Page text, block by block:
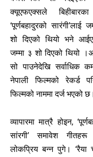
क्यूएफएक्सले
‘पूर्णबहादुरको सारंगी’लाई
शो दिएको थियो भने
जम्मा ३ शो दिएको थियो
सो पाउनेदेखि सर्वाधिक
नेपाली फिल्मको रेकर्ड
फिल्मको नाममा दर्ज भएको छ।
व्यापारमा मात्रै होइन,
सांरगी’ समावेश गीतहरू
लोकप्रिय बन्न पुगे। ‘रैया